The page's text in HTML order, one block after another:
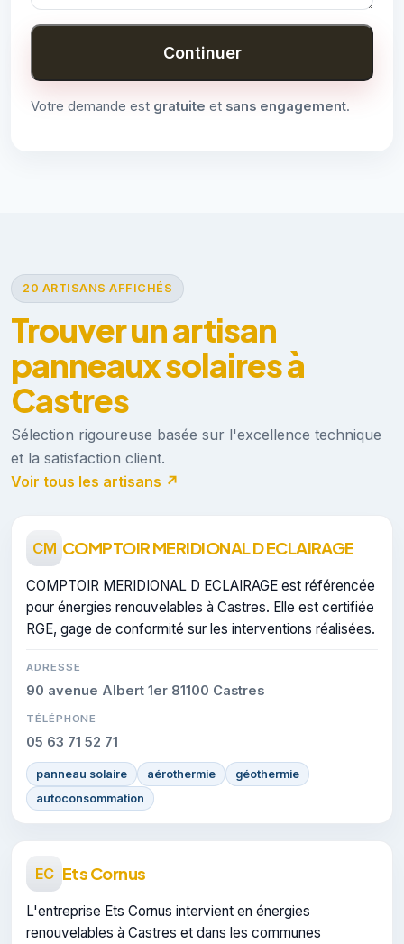
Continuer
Votre demande est gratuite et sans engagement.
20 ARTISANS AFFICHÉS
Trouver un artisan
panneaux solaires à
Castres
Sélection rigoureuse basée sur l'excellence technique
et la satisfaction client.
Voir tous les artisans ↗
CM COMPTOIR MERIDIONAL D ECLAIRAGE
COMPTOIR MERIDIONAL D ECLAIRAGE est référencée
pour énergies renouvelables à Castres. Elle est certifiée
RGE, gage de conformité sur les interventions réalisées.
ADRESSE
90 avenue Albert 1er 81100 Castres
TÉLÉPHONE
05 63 71 52 71
panneau solaire aérothermie
géothermie
autoconsommation
EC Ets Cornus
L'entreprise Ets Cornus intervient en énergies
renouvelables à Castres et dans les communes